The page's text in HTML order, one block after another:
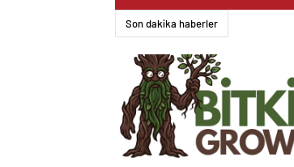
Son dakika haberler